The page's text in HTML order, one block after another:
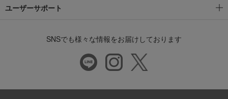
ユーザーサポート
SNSでも様々な情報をお届けしております